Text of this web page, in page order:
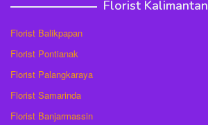
Florist Kalimantan
Florist Balikpapan
Florist Pontianak
Florist Palangkaraya
Florist Samarinda
Florist Banjarmassin